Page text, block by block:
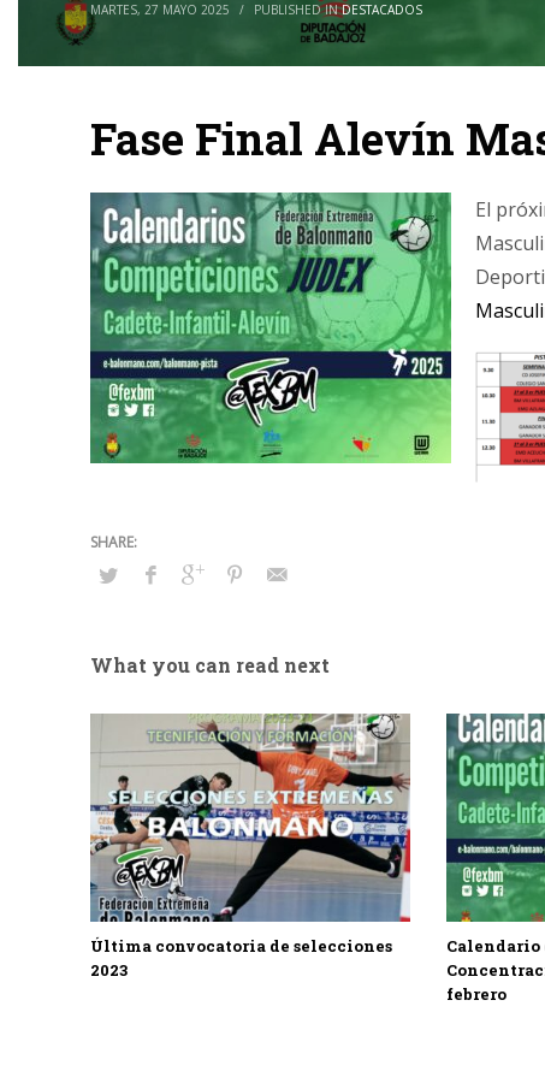
MARTES, 27 MAYO 2025 / PUBLISHED INDESTACADOS
Fase Final Alevín
El
What you can read next
Última convocatoria de selecciones
2023
Calendario
febrero